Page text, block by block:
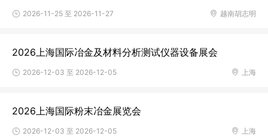
越南胡志明
2026-11-25 至 2026-11-27
2026上海国际冶金及材料分析测试仪器设备展会
上海
2026-12-03 至 2026-12-05
2026上海国际粉末冶金展览会
上海
2026-12-03 至 2026-12-05